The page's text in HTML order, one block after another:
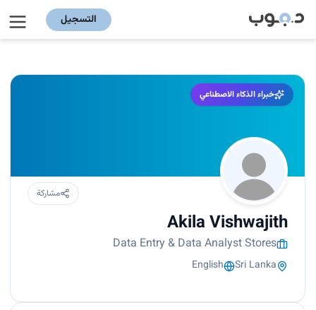
التسجيل
خبراء الذكاء الاصطناعي
مشاركة
Akila Vishwajith
Data Entry & Data Analyst Stores
Sri Lanka
English